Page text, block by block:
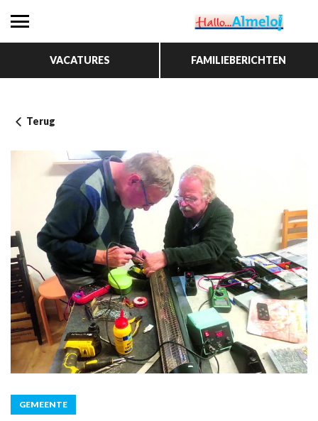
VACATURES FAMILIEBERICHTEN
Terug
GEMEENTE